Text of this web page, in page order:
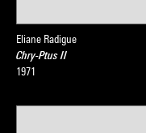
Eliane Radigue
Chry-Ptus II
1971